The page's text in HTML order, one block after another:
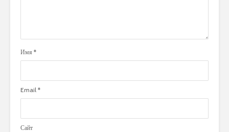
Имя *
Email *
Сайт